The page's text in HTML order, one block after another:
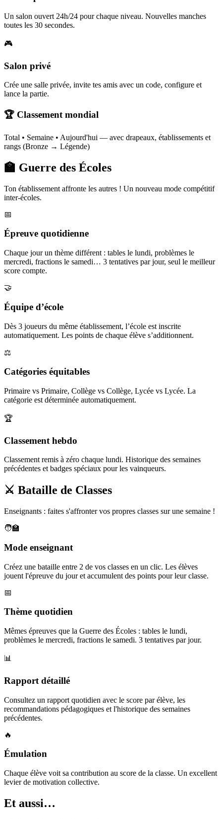
Un salon ouvert 24h/24 pour chaque niveau. Nouvelles manches
toutes les 30 secondes.
🎮
Salon privé
Crée une salle privée, invite tes amis avec un code, configure et
lance la partie.
🏆 Classement mondial
Total • Semaine • Aujourd'hui — avec drapeaux, établissements et
rangs (Bronze → Légende)
🏫 Guerre des Écoles
Ton établissement affronte les autres ! Un nouveau mode compétitif
inter-écoles.
📅
Épreuve quotidienne
Chaque jour un thème différent : tables le lundi, problèmes le
mercredi, fractions le samedi… 3 tentatives par jour, seul le meilleur
score compte.
🤝
Équipe d’école
Dès 3 joueurs du même établissement, l’école est inscrite
automatiquement. Les points de chaque élève s’additionnent.
⚖️
Catégories équitables
Primaire vs Primaire, Collège vs Collège, Lycée vs Lycée. La
catégorie est déterminée automatiquement.
🏆
Classement hebdo
Classement remis à zéro chaque lundi. Historique des semaines
précédentes et badges spéciaux pour les vainqueurs.
⚔️ Bataille de Classes
Enseignants : faites s'affronter vos propres classes sur une semaine !
🧑‍🏫
Mode enseignant
Créez une bataille entre 2 de vos classes en un clic. Les élèves
jouent l'épreuve du jour et accumulent des points pour leur classe.
📅
Thème quotidien
Mêmes épreuves que la Guerre des Écoles : tables le lundi,
problèmes le mercredi, fractions le samedi. 3 tentatives par jour.
📊
Rapport détaillé
Consultez un rapport quotidien avec le score par élève, les
recommandations pédagogiques et l'historique des semaines
précédentes.
🔥
Émulation
Chaque élève voit sa contribution au score de la classe. Un excellent
levier de motivation collective.
Et aussi…